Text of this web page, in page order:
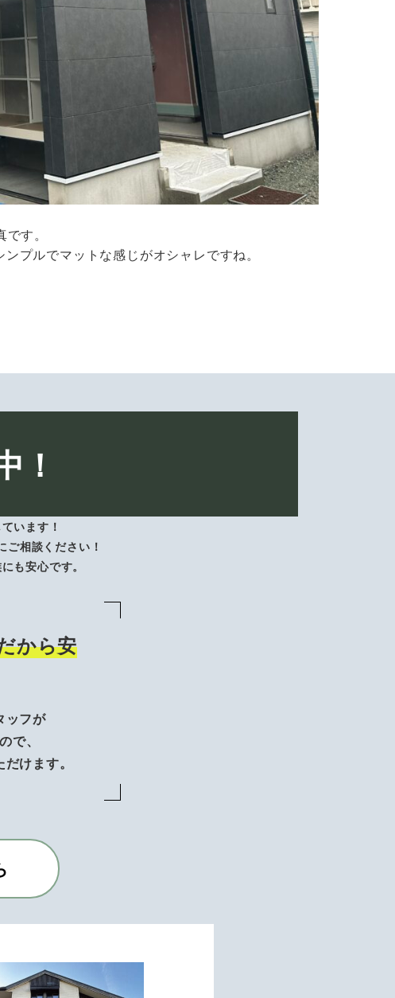
す。
プルでマットな感じがオシャレですね。
！
います！
相談ください！
も安心です。
から安
ッフが
で、
けます。